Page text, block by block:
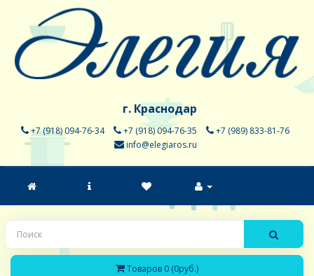
г. Краснодар
+7 (918) 094-76-34 +7 (918) 094-76-35
+7 (989) 833-81-76
info@elegiaros.ru
Товаров 0 (0руб.)